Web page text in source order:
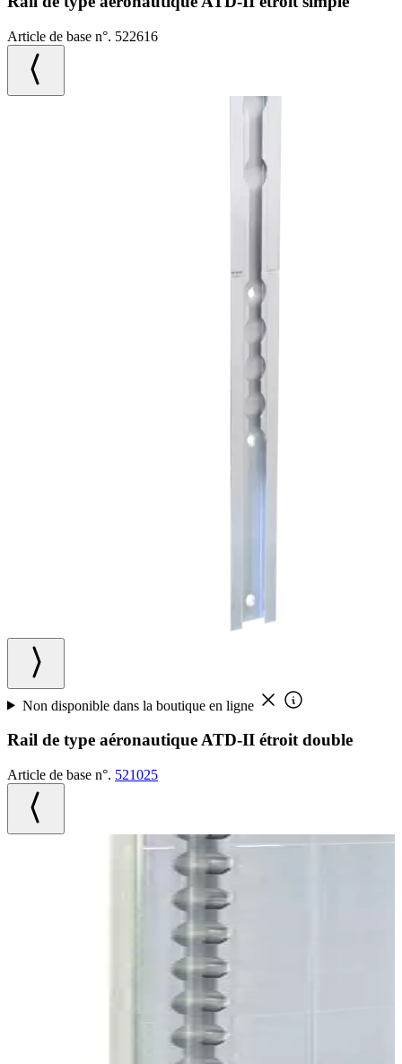
Article de base n°. 522616
Non disponible dans la boutique en ligne
Rail de type aéronautique ATD-II étroit double
Article de base n°. 521025